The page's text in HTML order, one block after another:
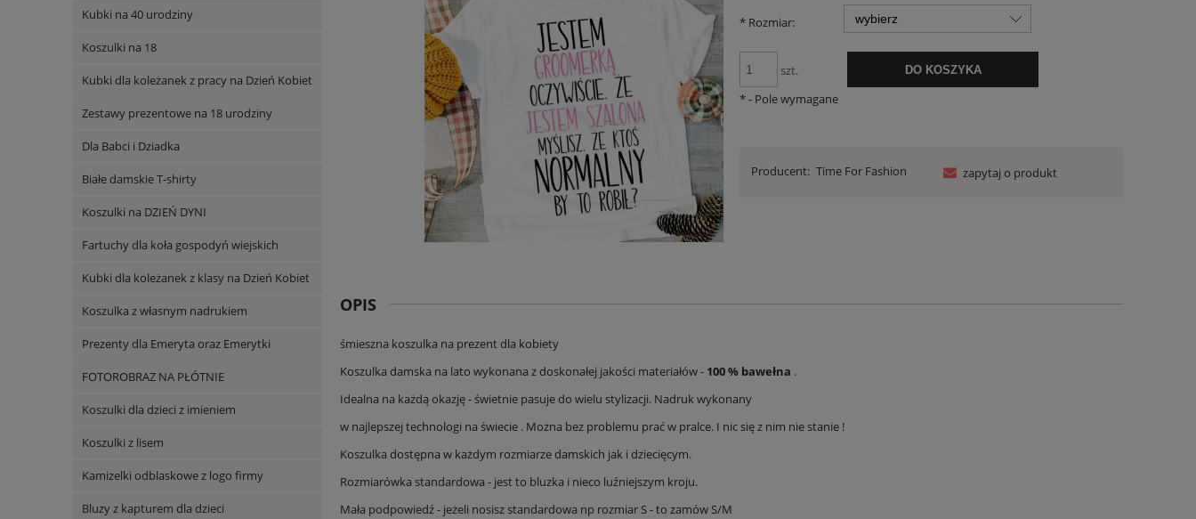
Kubki na 40 urodziny
Koszulki na 18
Kubki dla koleżanek z pracy na Dzień Kobiet
Zestawy prezentowe na 18 urodziny
Dla Babci i Dziadka
Białe damskie T-shirty
Koszulki na DZIEŃ DYNI
Fartuchy dla koła gospodyń wiejskich
Kubki dla koleżanek z klasy na Dzień Kobiet
Koszulka z własnym nadrukiem
Prezenty dla Emeryta oraz Emerytki
FOTOROBRAZ NA PŁÓTNIE
Koszulki dla dzieci z imieniem
Koszulki z lisem
Kamizelki odblaskowe z logo firmy
Bluzy z kapturem dla dzieci
* Rozmiar:
szt. DO KOSZYKA
*- Pole wymagane
Producent: Time For Fashion zapytaj o produkt
OPIS
śmieszna koszulka na prezent dla kobiety
Koszulka damska na lato wykonana z doskonałej jakości materiałów - 100 % bawełna .
Idealna na każdą okazję - świetnie pasuje do wielu stylizacji. Nadruk wykonany
w najlepszej technologi na świecie . Można bez problemu prać w pralce. I nic się z nim nie stanie !
Koszulka dostępna w każdym rozmiarze damskich jak i dziecięcym.
Rozmiarówka standardowa - jest to bluzka i nieco luźniejszym kroju.
Mała podpowiedź - jeżeli nosisz standardowa np rozmiar S - to zamów S/M